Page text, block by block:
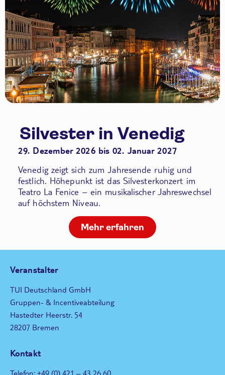
Silvester in Venedig
29. Dezember 2026 bis 02. Januar 2027
Venedig zeigt sich zum Jahresende ruhig und
festlich. Höhepunkt ist das Silvesterkonzert im
Teatro La Fenice – ein musikalischer Jahreswechsel
auf höchstem Niveau.
Mehr erfahren
Veranstalter
TUI Deutschland GmbH
Gruppen- & Incentiveabteilung
Hastedter Heerstr. 54
28207 Bremen
Kontakt
Telefon: +49 (0) 421 – 43 26 60